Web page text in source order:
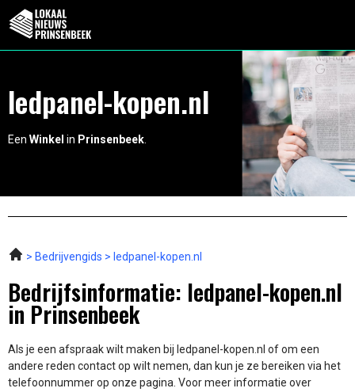
ledpanel-kopen.nl
Een Winkel in Prinsenbeek
Bedrijvengids ledpanel-kopen.nl
Bedrijfsinformatie: ledpanel-kopen.nl
in Prinsenbeek
Als je een afspraak wilt maken bij ledpanel-kopen.nl of om een
andere reden contact op wilt nemen, dan kun je ze bereiken via het
telefoonnummer op onze pagina. Voor meer informatie over